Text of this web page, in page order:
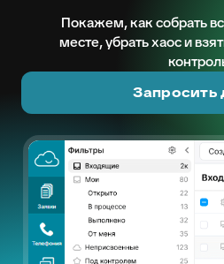
Покажем, как собрать
месте, убрать хаос и
Запросить